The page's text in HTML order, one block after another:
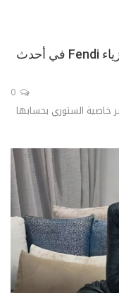
دنيا بطمة تتألق بإطلالة أنيقة من دار أزياء Fendi في أحدث
خاصية الستوري بحسابها